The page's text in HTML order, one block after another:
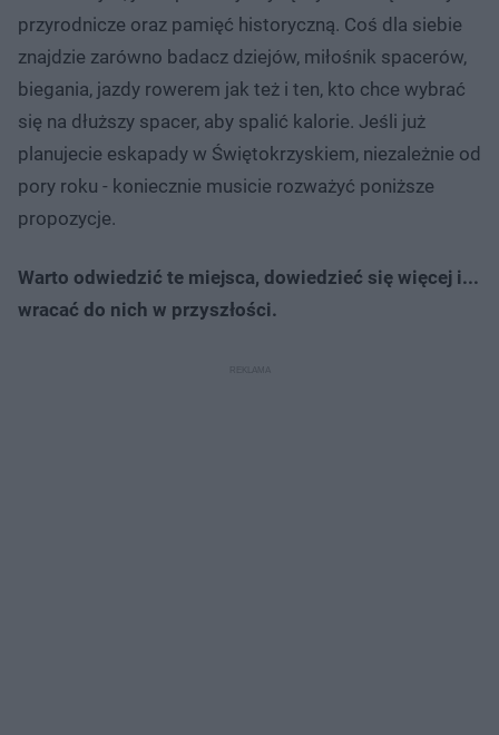
przyrodnicze oraz pamięć historyczną. Coś dla siebie
znajdzie zarówno badacz dziejów, miłośnik spacerów,
biegania, jazdy rowerem jak też i ten, kto chce wybrać
się na dłuższy spacer, aby spalić kalorie. Jeśli już
planujecie eskapady w Świętokrzyskiem, niezależnie od
pory roku - koniecznie musicie rozważyć poniższe
propozycje.
Warto odwiedzić te miejsca, dowiedzieć się więcej i...
wracać do nich w przyszłości.